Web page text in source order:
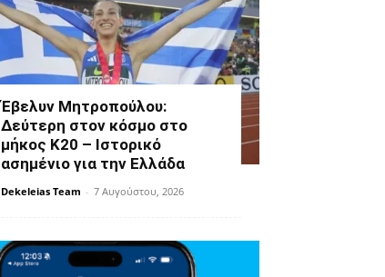
Έβελυν Μητροπούλου:
Δεύτερη στον κόσμο στο
μήκος Κ20 – Ιστορικό
ασημένιο για την Ελλάδα
Dekeleias Team - 7 Αυγούστου, 2026